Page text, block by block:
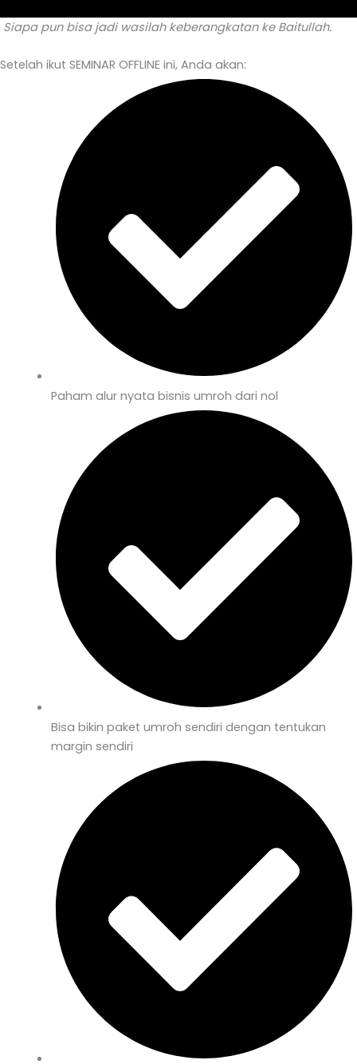
Siapa pun bisa jadi wasilah keberangkatan ke Baitullah.
Setelah ikut SEMINAR OFFLINE ini, Anda akan:
Paham alur nyata bisnis umroh dari nol
Bisa bikin paket umroh sendiri dengan tentukan
margin sendiri